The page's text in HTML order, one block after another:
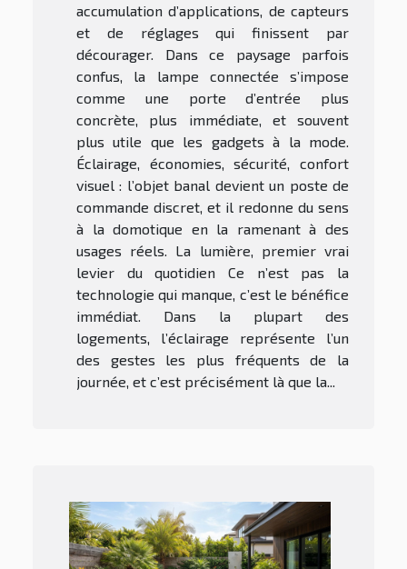
accumulation d’applications, de capteurs
et de réglages qui finissent par
décourager. Dans ce paysage parfois
confus, la lampe connectée s’impose
comme une porte d’entrée plus
concrète, plus immédiate, et souvent
plus utile que les gadgets à la mode.
Éclairage, économies, sécurité, confort
visuel : l’objet banal devient un poste de
commande discret, et il redonne du sens
à la domotique en la ramenant à des
usages réels. La lumière, premier vrai
levier du quotidien Ce n’est pas la
technologie qui manque, c’est le bénéfice
immédiat. Dans la plupart des
logements, l’éclairage représente l’un
des gestes les plus fréquents de la
journée, et c’est précisément là que la...